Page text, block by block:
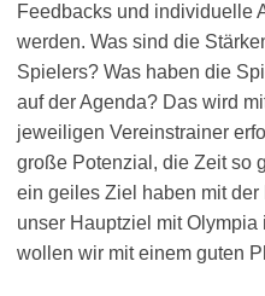
Feedbacks und individuelle
werden. Was sind die
Spielers? Was haben die
auf der Agenda? Das wird
jeweiligen Vereinstrainer
große Potenzial, die Zeit so
ein geiles Ziel haben mit der
unser Hauptziel mit Olympia
wollen wir mit einem guten